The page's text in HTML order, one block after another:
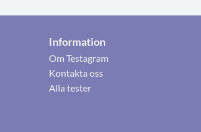
Information
Om Testagram
Kontakta oss
Alla tester